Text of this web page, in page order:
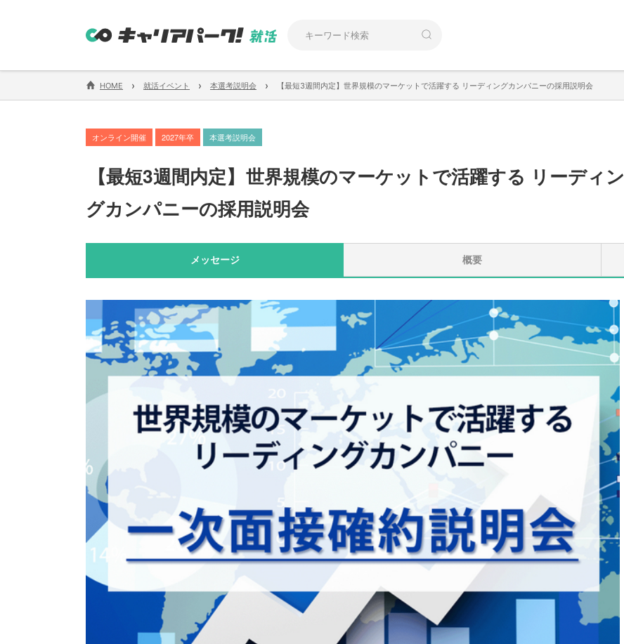
HOME › 就活イベント › 本選考説明会 › 【最短3週間内定】世界規模のマーケットで活躍する リーディングカンパニーの採用説明会
オンライン開催 2027年卒 本選考説明会
【最短3週間内定】 世界規模のマーケットで活躍する リーディン
グカンパニーの採用説明会
メッセージ 概要